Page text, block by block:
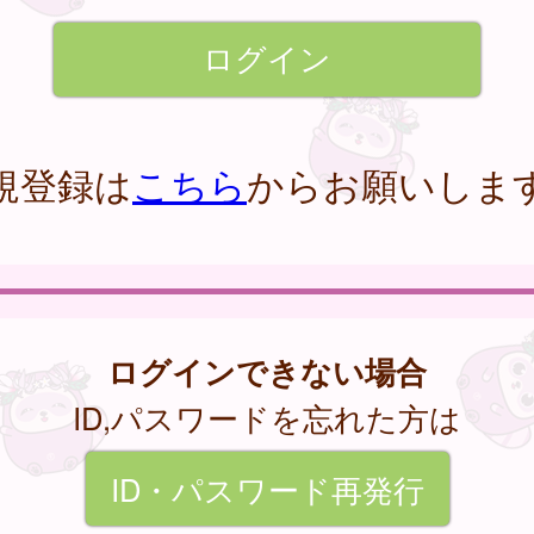
登録はこちらからお願いしま
ログインできない場合
ID,パスワードを忘れた方は
ID・パスワード再発行